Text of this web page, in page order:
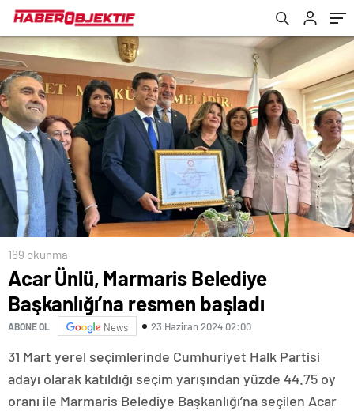
169 okunma
Acar Ünlü, Marmaris Belediye
Başkanlığı’na resmen başladı
ABONE OL News 23 Haziran 2024 02:00
31 Mart yerel seçimlerinde Cumhuriyet Halk Partisi
adayı olarak katıldığı seçim yarışından yüzde 44.75 oy
oranı ile Marmaris Belediye Başkanlığı’na seçilen Acar
yapmayacak”